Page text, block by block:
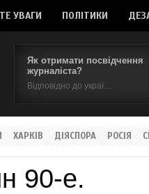
УВАГИ ПОЛІТИКИ
Як отримати посвідчення
журналіста?
Відповідно до украї…
ХАРКІВ ДІЯСПОРА РОСІЯ
90-е.